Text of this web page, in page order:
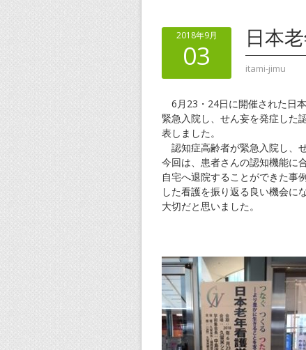
2018年9月
03
日本
itami-jimu
6月23・24日に開催された日
緊急入院し、せん妄を発症した
表しました。
認知症高齢者が緊急入院し、
今回は、患者さんの認知機能に
自宅へ退院することができた事
した看護を振り返る良い機会に
大切だと思いました。
認知症看